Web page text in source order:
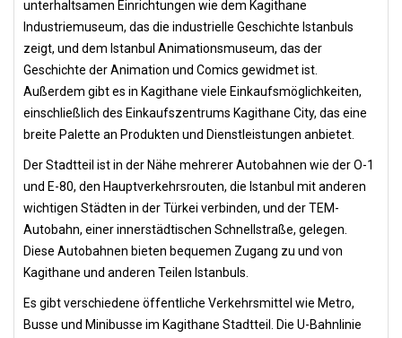
unterhaltsamen Einrichtungen wie dem Kagithane
Industriemuseum, das die industrielle Geschichte Istanbuls
zeigt, und dem Istanbul Animationsmuseum, das der
Geschichte der Animation und Comics gewidmet ist.
Außerdem gibt es in Kagithane viele Einkaufsmöglichkeiten,
einschließlich des Einkaufszentrums Kagithane City, das eine
breite Palette an Produkten und Dienstleistungen anbietet.
Der Stadtteil ist in der Nähe mehrerer Autobahnen wie der O-1
und E-80, den Hauptverkehrsrouten, die Istanbul mit anderen
wichtigen Städten in der Türkei verbinden, und der TEM-
Autobahn, einer innerstädtischen Schnellstraße, gelegen.
Diese Autobahnen bieten bequemen Zugang zu und von
Kagithane und anderen Teilen Istanbuls.
Es gibt verschiedene öffentliche Verkehrsmittel wie Metro,
Busse und Minibusse im Kagithane Stadtteil. Die U-Bahnlinie